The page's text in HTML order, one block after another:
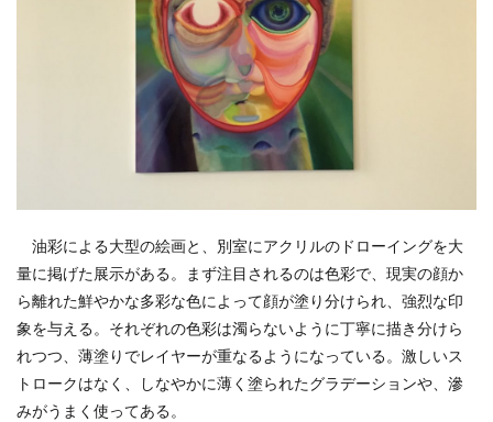
油彩による大型の絵画と、別室にアクリルのドローイングを大
量に掲げた展示がある。まず注目されるのは色彩で、現実の顔か
ら離れた鮮やかな多彩な色によって顔が塗り分けられ、強烈な印
象を与える。それぞれの色彩は濁らないように丁寧に描き分けら
れつつ、薄塗りでレイヤーが重なるようになっている。激しいス
トロークはなく、しなやかに薄く塗られたグラデーションや、滲
みがうまく使ってある。